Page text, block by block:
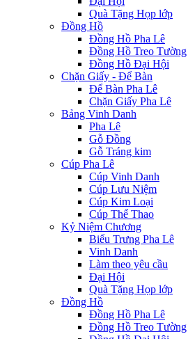
Quà Tặng Họp lớp
Đồng Hồ
Đồng Hồ Pha Lê
Đồng Hồ Treo Tường
Đồng Hồ Đại Hội
Chặn Giấy - Để Bàn
Để Bàn Pha Lê
Chặn Giấy Pha Lê
Bảng Vinh Danh
Pha Lê
Gỗ Đồng
Gỗ Tráng kim
Cúp Pha Lê
Cúp Vinh Danh
Cúp Lưu Niệm
Cúp Kim Loại
Cúp Thể Thao
Kỷ Niệm Chương
Biểu Trưng Pha Lê
Vinh Danh
Làm theo yêu cầu
Đại Hội
Quà Tặng Họp lớp
Đồng Hồ
Đồng Hồ Pha Lê
Đồng Hồ Treo Tường